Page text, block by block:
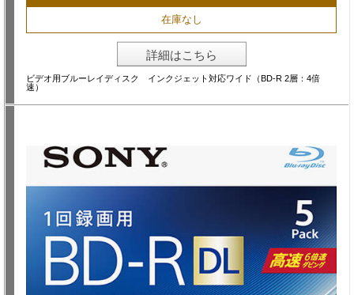
在庫なし
詳細はこちら
ビデオ用ブルーレイディスク インクジェット対応ワイド（BD-R 2層：4倍
速）